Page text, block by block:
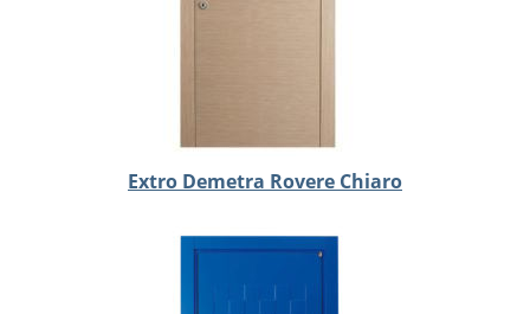
Extro Demetra Rovere Chiaro